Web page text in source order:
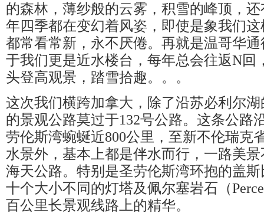
的森林，薄纱般的云雾，积雪的峰顶，
年四季都在变幻着风姿，即使是象我们
都常看常新，永不厌倦。再就是温哥华
于我们更是近水楼台，每年总会往返N回
头登高观景，踏雪拾趣。。。
这次我们横跨加拿大，除了沿苏必利尔
的景观公路莫过于132号公路。这条公路
劳伦斯湾蜿蜒近800公里，至新不伦瑞克
水景外，基本上都是伴水而行，一路美
海天公路。特别是圣劳伦斯湾环抱的盖斯
十个大小不同的灯塔及佩尔塞岩石（
百公里长景观线路上的精华。